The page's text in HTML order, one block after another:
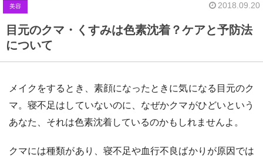
美容 2018.09.20
目元のクマ・くすみは色素沈着？ケアと予防法
について
メイクをするとき、素顔になったときに気になる目元のク
マ。寝不足はしていないのに、なぜかクマがひどいという
あなた、それは色素沈着しているのかもしれませんよ。
クマには種類があり、寝不足や血行不良ばかりが原因では